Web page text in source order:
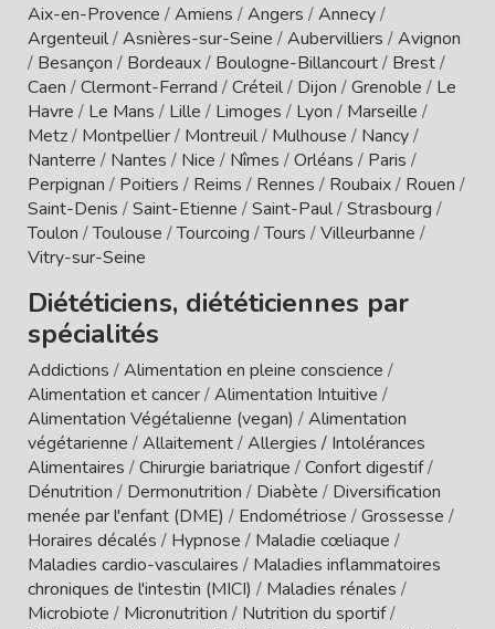
Aix-en-Provence /Amiens /Angers /Annecy/
Argenteuil/Asnières-sur-Seine /Aubervilliers /Avignon
/ Besançon / Bordeaux/ Boulogne-Billancourt/ Brest/
Caen /Clermont-Ferrand /Créteil/ Dijon /Grenoble / Le
Havre / Le Mans / Lille / Limoges / Lyon / Marseille /
Metz/ Montpellier/ Montreuil/ Mulhouse / Nancy/
Nanterre / Nantes / Nice / Nîmes /Orléans / Paris /
Perpignan / Poitiers / Reims / Rennes / Roubaix/ Rouen /
Saint-Denis /Saint-Etienne /Saint-Paul/Strasbourg /
Toulon /Toulouse /Tourcoing /Tours /Villeurbanne /
Vitry-sur-Seine
Diététiciens, diététiciennes par
spécialités
Addictions /Alimentation en pleine conscience /
Alimentation et cancer/Alimentation Intuitive /
Alimentation Végétalienne (vegan) /Alimentation
végétarienne /Allaitement/Allergies / Intolérances
Alimentaires /Chirurgie bariatrique /Confort digestif/
Dénutrition / Dermonutrition / Diabète / Diversification
menée par l'enfant (DME) / Endométriose /Grossesse /
Horaires décalés / Hypnose / Maladie cœliaque /
Maladies cardio-vasculaires / Maladies inflammatoires
chroniques de l'intestin (MICI) / Maladies rénales /
Microbiote / Micronutrition / Nutrition du sportif/